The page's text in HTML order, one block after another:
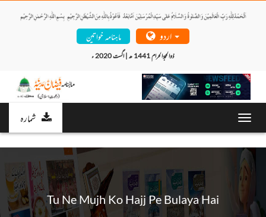
ماہنامہ خواتین
ذوالحجۃالحرام 1441 ھ | اگست 2020 ء
شمارہ
Tu Ne Mujh Ko Hajj Pe Bulaya Hai